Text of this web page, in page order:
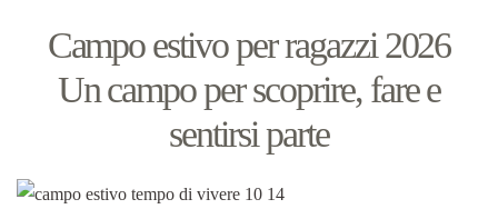
Campo estivo per ragazzi 2026
Un campo per scoprire, fare e
sentirsi parte